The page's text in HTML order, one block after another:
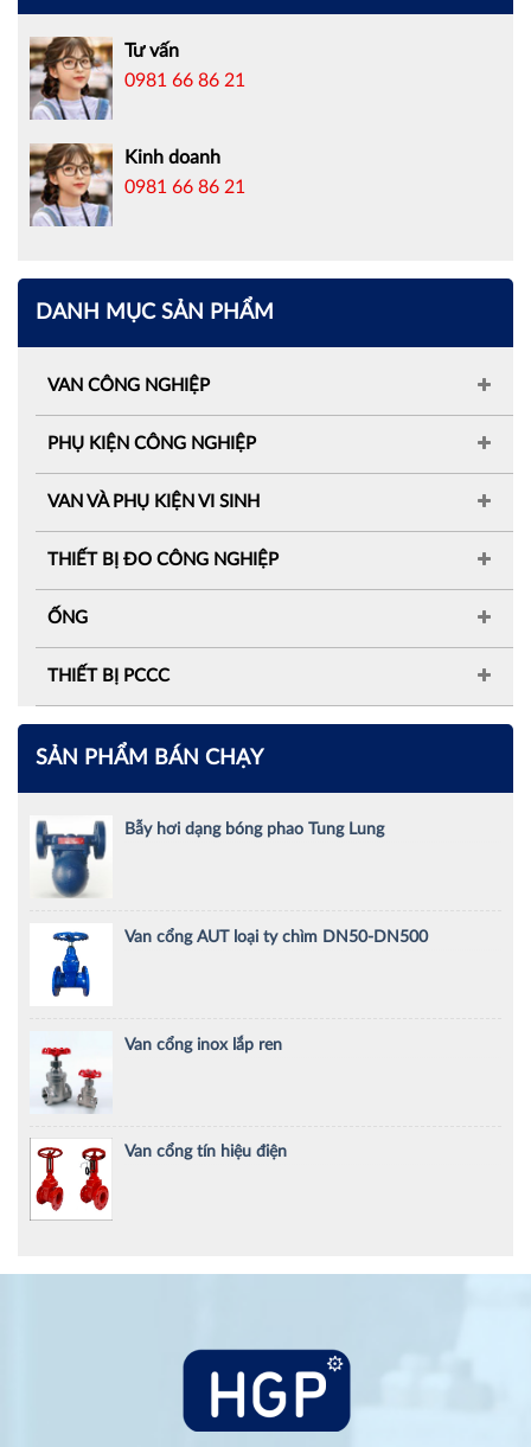
Tư vấn
0981 66 86 21
Kinh doanh
0981 66 86 21
DANH MỤC SẢN PHẨM
VAN CÔNG NGHIỆP
PHỤ KIỆN CÔNG NGHIỆP
VAN VÀ PHỤ KIỆN VI SINH
THIẾT BỊ ĐO CÔNG NGHIỆP
ỐNG
THIẾT BỊ PCCC
SẢN PHẨM BÁN CHẠY
Bẫy hơi dạng bóng phao Tung Lung
Van cổng AUT loại ty chìm DN50-DN500
Van cổng inox lắp ren
Van cổng tín hiệu điện